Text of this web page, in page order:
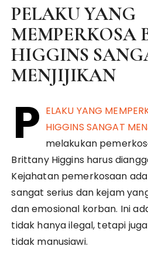
PELAKU YANG
MEMPERKOSA
HIGGINS
MENJIJIKAN
P ELAKU YANG
HIGGINS SANGAT
melakukan
Brittany Higgins harus
Kejahatan pemerkosaan
sangat serius dan kejam
dan emosional korban. Ini
tidak hanya ilegal, tetapi
tidak manusiawi.